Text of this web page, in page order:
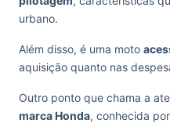
urbano.
Além disso, é uma moto
aquisição quanto nas
Outro ponto que chama a
marca Honda, conhecida